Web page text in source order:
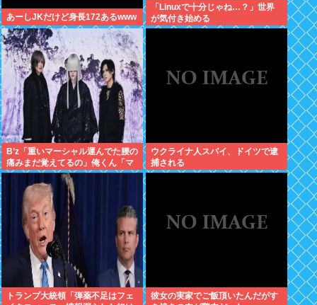
あーしJKだけど身長172あるwww
「Linuxで十分じゃね…？」世界
が気付き始める
B’z「重いマーシャル運んでた腰の
痛みまだ覚えてるの」俺くん「マ
ーシャルって何？ 」
ウクライナ人スパイ、ドイツで逮
捕される
トランプ大統領「弾薬不足はフェ
彼女の実家でご飯頂いたんだがす